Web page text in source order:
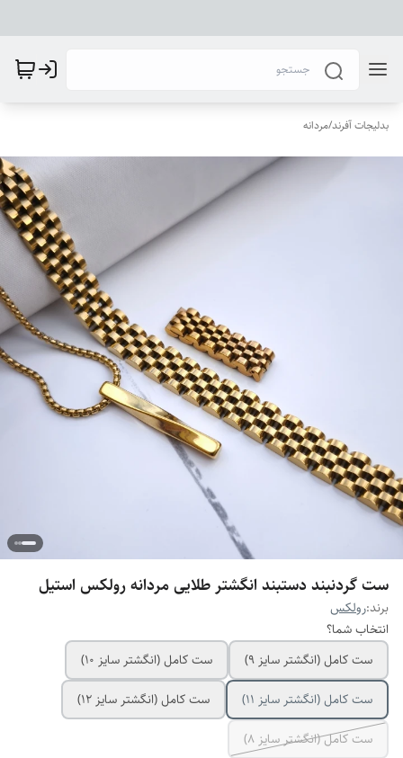
بدلیجات آفرند/مردانه
ست گردنبند دستبند انگشتر طلایی مردانه رولکس استیل
برند:رولکس
انتخاب شما؟
ست کامل (انگشتر سایز ۹)
ست کامل (انگشتر سایز ۱۰)
ست کامل (انگشتر سایز ۱۱)
ست کامل (انگشتر سایز ۱۲)
ست کامل (انگشتر سایز ٨)